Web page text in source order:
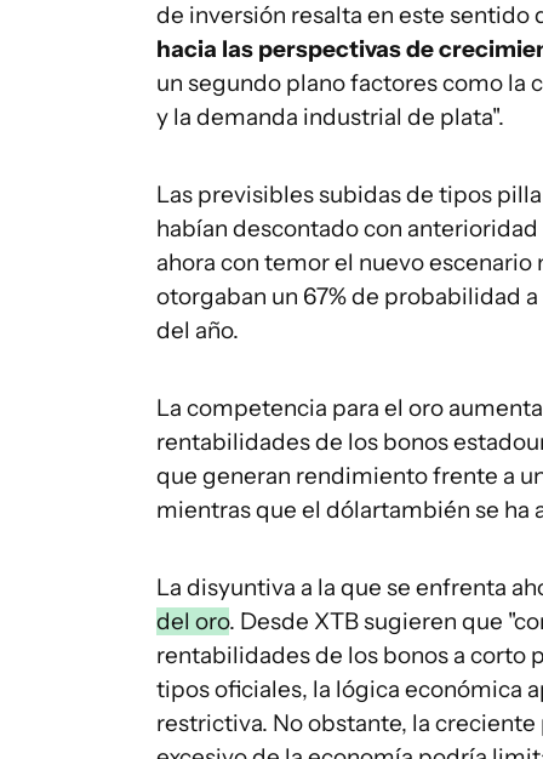
de inversión resalta en este sentido
hacia las perspectivas de
un segundo plano factores como la
y la demanda industrial de plata".
Las previsibles subidas de tipos
habían descontado con
ahora con temor el nuevo
otorgaban un 67% de probabilidad
del año.
La competencia para el oro
rentabilidades de los bonos
que generan rendimiento frente a
mientras que el dólartambién se ha
La disyuntiva a la que se enfrenta
del oro. Desde XTB sugieren que
rentabilidades de los bonos a corto
tipos oficiales, la lógica económica
restrictiva. No obstante, la